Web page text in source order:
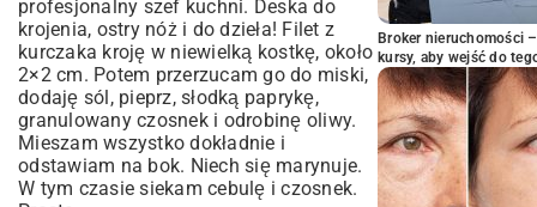
profesjonalny szef kuchni. Deska do
krojenia, ostry nóż i do dzieła! Filet z
kurczaka kroję w niewielką kostkę, około
2×2 cm. Potem przerzucam go do miski,
dodaję sól, pieprz, słodką paprykę,
granulowany czosnek i odrobinę oliwy.
Mieszam wszystko dokładnie i
odstawiam na bok. Niech się marynuje.
W tym czasie siekam cebulę i czosnek.
Broker nieruchomości
kursy, aby wejść do